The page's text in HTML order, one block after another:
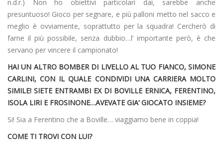
n.d.r.) Non ho obiettivi particolari dai, sarebbe anche
presuntuoso! Gioco per segnare, e più palloni metto nel sacco e
meglio è ovviamente, soprattutto per la squadra! Cercherò di
farne il più possibile, senza dubbio…l’ importante però, è che
servano per vincere il campionato!
HAI UN ALTRO BOMBER DI LIVELLO AL TUO FIANCO, SIMONE
CARLINI, CON IL QUALE CONDIVIDI UNA CARRIERA MOLTO
SIMILE! SIETE ENTRAMBI EX DI BOVILLE ERNICA, FERENTINO,
ISOLA LIRI E FROSINONE…AVEVATE GIA’ GIOCATO INSIEME?
Si! Sia a Ferentino che a Boville… viaggiamo bene in coppia!
COME TI TROVI CON LUI?